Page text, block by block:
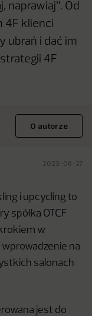
naprawiaj". Od
4F klienci
ubrań i dać im
4F
O autorze
2023-06-27
i upcycling to
spółka OTCF
w
na
salonach
jest do